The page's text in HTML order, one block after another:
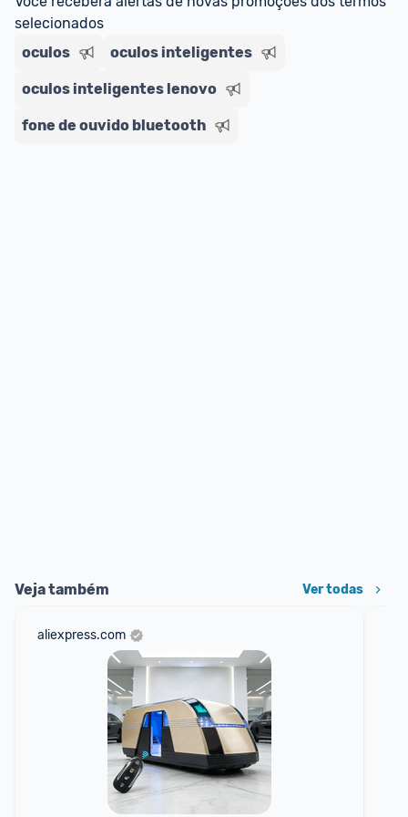
impostos.
*Atualizado em Agosto/2024
selecionados
oculos
oculos inteligentes
oculos inteligentes lenovo
fone de ouvido bluetooth
Veja também Ver todas
aliexpress.com